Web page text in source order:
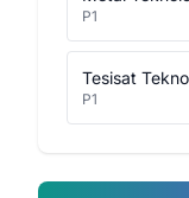
P1
Tesisat
P1